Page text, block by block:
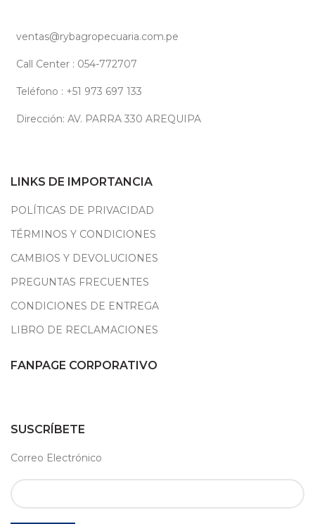
ventas@rybagropecuaria.com.pe
Call Center : 054-772707
Teléfono : +51 973 697 133
Dirección: AV. PARRA 330 AREQUIPA
LINKS DE IMPORTANCIA
POLÍTICAS DE PRIVACIDAD
TÉRMINOS Y CONDICIONES
CAMBIOS Y DEVOLUCIONES
PREGUNTAS FRECUENTES
CONDICIONES DE ENTREGA
LIBRO DE RECLAMACIONES
FANPAGE CORPORATIVO
SUSCRÍBETE
Correo Electrónico